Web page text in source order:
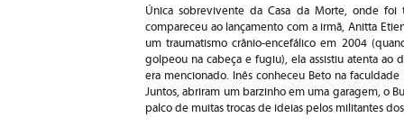
Única sobrevivente da Casa da Morte, onde
compareceu ao lançamento com a irmã, Anitta
um traumatismo crânio-encefálico em 2004
golpeou na cabeça e fugiu), ela assistiu atenta
era mencionado. Inês conheceu Beto na
Juntos, abriram um barzinho em uma garagem, o
palco de muitas trocas de ideias pelos militantes